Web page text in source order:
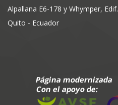
Alpallana E6-178 y Whymper,
Quito - Ecuador